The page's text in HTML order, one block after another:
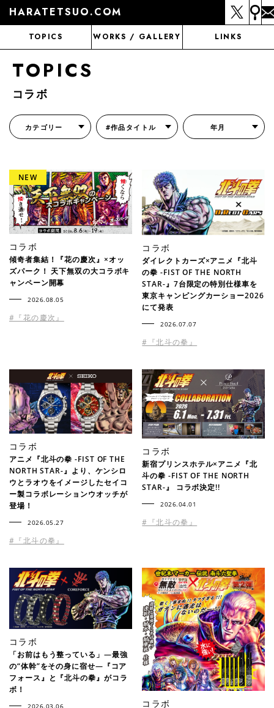
HARATETSUO.COM
TOPICS WORKS / GALLERY LINKS
TOPICS
コラボ
カテゴリー #作品タイトル 年月
コラボ
傾奇者集結！『花の慶次』×オッ
ズパーク！ 天下無双の大コラボキ
ャンペーン開幕
2026.08.05
#『花の慶次』
コラボ
ダイレクトカーズ×アニメ『北斗
の拳 -FIST OF THE NORTH
STAR-』7台限定の特別仕様車を
東京キャンピングカーショー2026
にて発表
2026.07.07
#『北斗の拳』
コラボ
アニメ『北斗の拳 -FIST OF THE
NORTH STAR-』より、ケンシロ
ウとラオウをイメージしたセイコ
ー製コラボレーションウオッチが
登場！
2026.05.27
#『北斗の拳』
コラボ
新宿プリンスホテル×アニメ『北
斗の拳 -FIST OF THE NORTH
STAR-』 コラボ決定!!
2026.04.01
#『北斗の拳』
コラボ
「お前はもう整っている」―最強
の“体幹”をその身に宿せ―『コア
フォース』と『北斗の拳』がコラ
ボ！
コラボ